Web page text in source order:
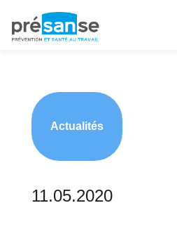
principale
Actualités
11.05.2020